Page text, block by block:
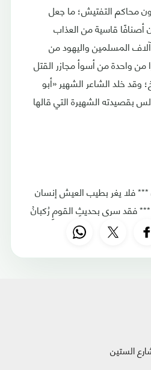
محاكم التفتيش؛ ما جعل
أصنافًا قاسية من العذاب
المسلمين واليهود من
من واحدة من أسوأ مجازر القتل
وقد خلد الشاعر الشهير «أبو
بقصيدته الشهيرة التي قالها
فلا يغر بطيب العيش إنسان
فقد سرى بحديثِ القومِ رُكبانُ
الستين